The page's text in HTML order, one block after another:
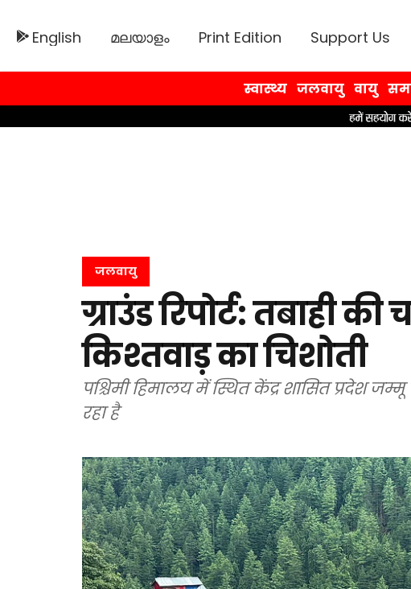
English മലയാളം Print Edition Support Us
स्वास्थ्य जलवायु वायु
जलवायु
ग्राउंड रिपोर्ट: तबाही
किश्तवाड़ का चिशोती
पश्चिमी हिमालय में स्थित केंद्र शासित प्रदेश
रहा है